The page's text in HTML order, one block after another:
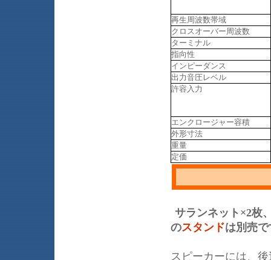
再生周波数帯域
クロスオーバー周波数
ターミナル
指向性
インピーダンス
出力音圧レベル
許容入力
エンクロージャー容積
外形寸法
重量
定価
サランネット×2枚
のスタンドは別売で
スピーカーには、